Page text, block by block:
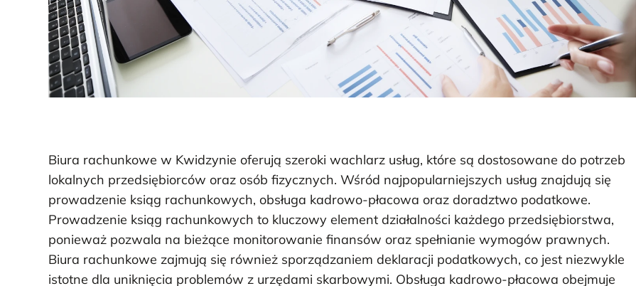
Biura rachunkowe w Kwidzynie oferują szeroki wachlarz usług, które są dostosowane do potrzeb
lokalnych przedsiębiorców oraz osób fizycznych. Wśród najpopularniejszych usług znajdują się
prowadzenie ksiąg rachunkowych, obsługa kadrowo-płacowa oraz doradztwo podatkowe.
Prowadzenie ksiąg rachunkowych to kluczowy element działalności każdego przedsiębiorstwa,
ponieważ pozwala na bieżące monitorowanie finansów oraz spełnianie wymogów prawnych.
Biura rachunkowe zajmują się również sporządzaniem deklaracji podatkowych, co jest niezwykle
istotne dla uniknięcia problemów z urzędami skarbowymi. Obsługa kadrowo-płacowa obejmuje